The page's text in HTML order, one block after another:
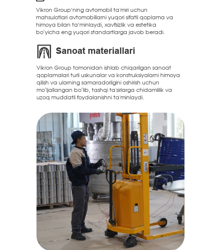
Vikron Group’ning avtomobil ta'miri uchun
mahsulotlari avtomobillarni yuqori sifatli qoplama va
himoya bilan ta’minlaydi, xavfsizlik va estetika
bo‘yicha eng yuqori standartlarga javob beradi.
Sanoat materiallari
Vikron Group tomonidan ishlab chiqarilgan sanoat
qoplamalari turli uskunalar va konstruksiyalarni himoya
qilish va ularning samaradorligini oshirish uchun
mo‘ljallangan bo‘lib, tashqi ta'sirlarga chidamlilik va
uzoq muddatli foydalanishni ta'minlaydi.